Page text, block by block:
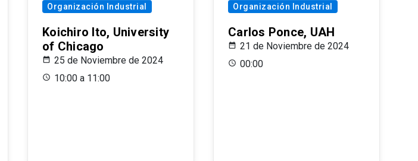
Organización Industrial
Koichiro Ito, University
of Chicago
25 de Noviembre de 2024
10:00 a 11:00
Organización Industrial
Carlos Ponce, UAH
21 de Noviembre de 2024
00:00